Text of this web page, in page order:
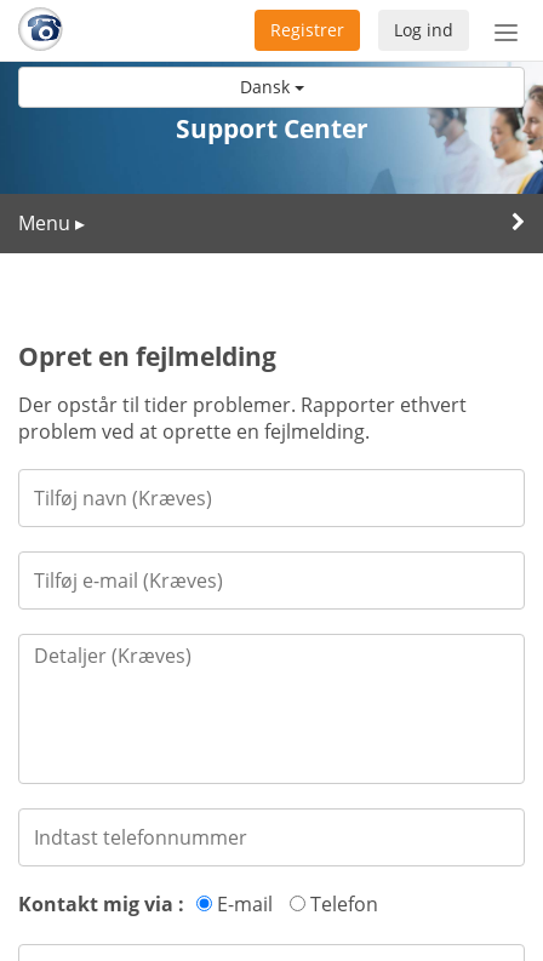
Dansk
Slå
til/
Log ind
Registrer
Support Center
Menu ▸
Opret en fejlmelding
Der opstår til tider problemer. Rapporter ethvert
problem ved at oprette en fejlmelding.
Kontakt mig via : E-mail Telefon